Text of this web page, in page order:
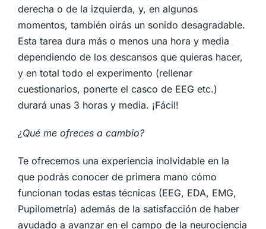
derecha o de la izquierda, y, en algunos
momentos, también oirás un sonido desagradable.
Esta tarea dura más o menos una hora y media
dependiendo de los descansos que quieras hacer,
y en total todo el experimento (rellenar
cuestionarios, ponerte el casco de EEG etc.)
durará unas 3 horas y media. ¡Fácil!
¿Qué me ofreces a cambio?
Te ofrecemos una experiencia inolvidable en la
que podrás conocer de primera mano cómo
funcionan todas estas técnicas (EEG, EDA, EMG,
Pupilometría) además de la satisfacción de haber
ayudado a avanzar en el campo de la neurociencia